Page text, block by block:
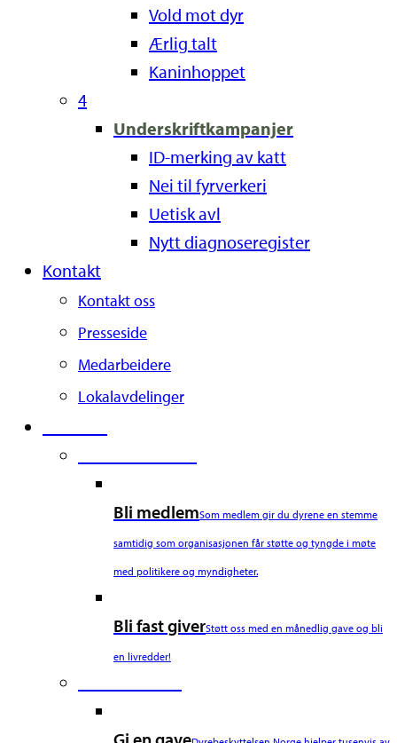
Vold mot dyr
Ærlig talt
Kaninhoppet
4
Underskriftkampanjer
ID-merking av katt
Nei til fyrverkeri
Uetisk avl
Nytt diagnoseregister
Kontakt
Kontakt oss
Presseside
Medarbeidere
Lokalavdelinger
Bli medlemSom medlem gir du dyrene en stemme
samtidig som organisasjonen får støtte og tyngde i møte
med politikere og myndigheter.
Bli fast giverStøtt oss med en månedlig gave og bli
en livredder!